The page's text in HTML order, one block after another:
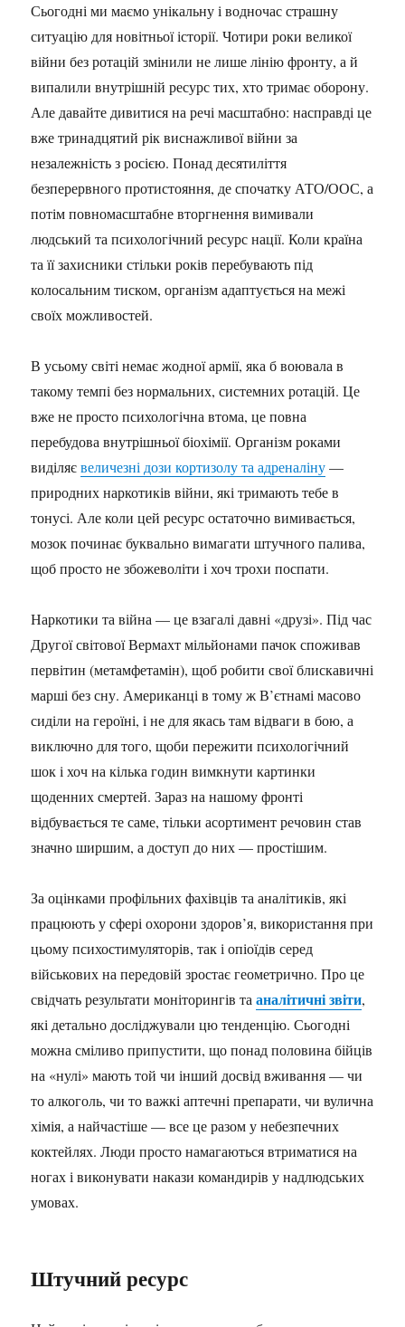
Сьогодні ми маємо унікальну і водночас страшну
ситуацію для новітньої історії. Чотири роки великої
війни без ротацій змінили не лише лінію фронту, а й
випалили внутрішній ресурс тих, хто тримає оборону.
Але давайте дивитися на речі масштабно: насправді це
вже тринадцятий рік виснажливої війни за
незалежність з росією. Понад десятиліття
безперервного протистояння, де спочатку АТО/ООС, а
потім повномасштабне вторгнення вимивали
людський та психологічний ресурс нації. Коли країна
та її захисники стільки років перебувають під
колосальним тиском, організм адаптується на межі
своїх можливостей.
В усьому світі немає жодної армії, яка б воювала в
такому темпі без нормальних, системних ротацій. Це
вже не просто психологічна втома, це повна
перебудова внутрішньої біохімії. Організм роками
виділяєвеличезні дози кортизолу та адреналіну—
природних наркотиків війни, які тримають тебе в
тонусі. Але коли цей ресурс остаточно вимивається,
мозок починає буквально вимагати штучного палива,
щоб просто не збожеволіти і хоч трохи поспати.
Наркотики та війна — це взагалі давні «друзі». Під час
Другої світової Вермахт мільйонами пачок споживав
первітин (метамфетамін), щоб робити свої блискавичні
марші без сну. Американці в тому ж В’єтнамі масово
сиділи на героїні, і не для якась там відваги в бою, а
виключно для того, щоби пережити психологічний
шок і хоч на кілька годин вимкнути картинки
щоденних смертей. Зараз на нашому фронті
відбувається те саме, тільки асортимент речовин став
значно ширшим, а доступ до них — простішим.
За оцінками профільних фахівців та аналітиків, які
працюють у сфері охорони здоров’я, використання при
цьому психостимуляторів, так і опіоїдів серед
військових на передовій зростає геометрично. Про це
свідчать результати моніторингів тааналітичні звіти,
які детально досліджували цю тенденцію. Сьогодні
можна сміливо припустити, що понад половина бійців
на «нулі» мають той чи інший досвід вживання — чи
то алкоголь, чи то важкі аптечні препарати, чи вулична
хімія, а найчастіше — все це разом у небезпечних
коктейлях. Люди просто намагаються втриматися на
ногах і виконувати накази командирів у надлюдських
умовах.
Штучний ресурс